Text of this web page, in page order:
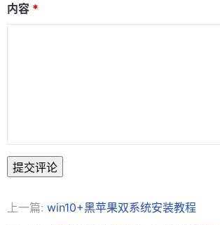
内容
提交评论
上一篇: win10+黑苹果双系统安装教程